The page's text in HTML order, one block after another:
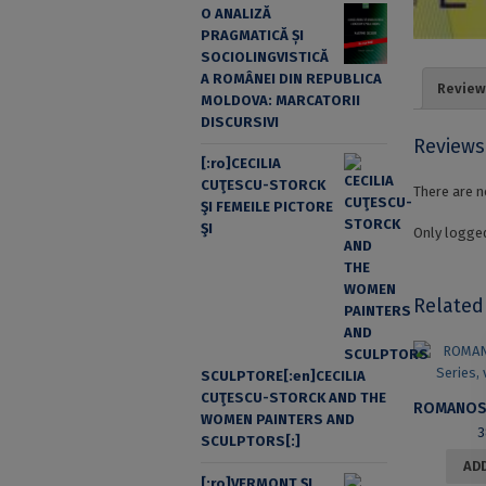
Reviews
There are
Only
O ANALIZĂ
PRAGMATICĂ ȘI
SOCIOLINGVISTICĂ
A ROMÂNEI DIN REPUBLICA
MOLDOVA: MARCATORII
DISCURSIVI
[:ro]CECILIA
CUŢESCU-STORCK
ŞI FEMEILE PICTORE
ŞI
SCULPTORE[:en]CECILIA
CUŢESCU-STORCK AND THE
WOMEN PAINTERS AND
SCULPTORS[:]